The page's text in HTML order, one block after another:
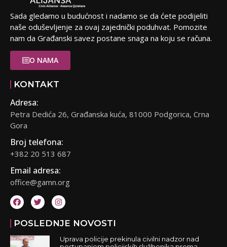
Sada gledamo u budućnost i nadamo se da ćete podijeliti
naše oduševljenje za ovaj zajednički poduhvat. Pomozite
nam da Građanski savez postane snaga na koju se računa.
O NAMA
KONTAKT
Adresa:
Petra Dedića 26, Građanska kuća, 81000 Podgorica, Crna
Gora
Broj telefona:
+382 20 513 687
Email adresa:
office@gamn.org
POSLEDNJE NOVOSTI
Uprava policije prekinula civilni nadzor nad